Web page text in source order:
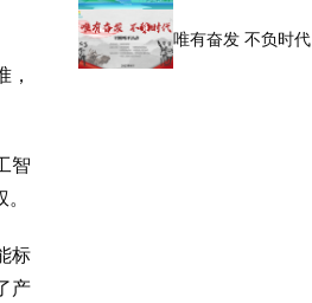
智
标
产
唯有奋发 不负时代